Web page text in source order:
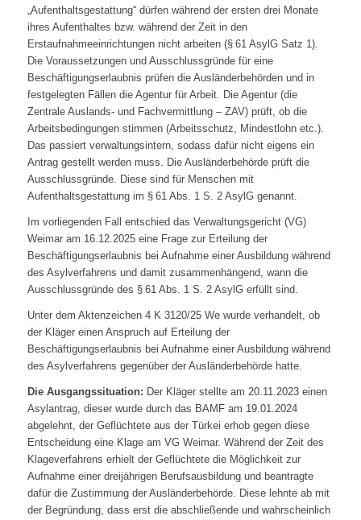
„Aufenthaltsgestattung“ dürfen während der ersten drei Monate
ihres Aufenthaltes bzw. während der Zeit in den
Erstaufnahmeeinrichtungen nicht arbeiten (§ 61 AsylG Satz 1).
Die Voraussetzungen und Ausschlussgründe für eine
Beschäftigungserlaubnis prüfen die Ausländerbehörden und in
festgelegten Fällen die Agentur für Arbeit. Die Agentur (die
Zentrale Auslands- und Fachvermittlung – ZAV) prüft, ob die
Arbeitsbedingungen stimmen (Arbeitsschutz, Mindestlohn etc.).
Das passiert verwaltungsintern, sodass dafür nicht eigens ein
Antrag gestellt werden muss. Die Ausländerbehörde prüft die
Ausschlussgründe. Diese sind für Menschen mit
Aufenthaltsgestattung im § 61 Abs. 1 S. 2 AsylG genannt.
Im vorliegenden Fall entschied das Verwaltungsgericht (VG)
Weimar am 16.12.2025 eine Frage zur Erteilung der
Beschäftigungserlaubnis bei Aufnahme einer Ausbildung während
des Asylverfahrens und damit zusammenhängend, wann die
Ausschlussgründe des § 61 Abs. 1 S. 2 AsylG erfüllt sind.
Unter dem Aktenzeichen 4 K 3120/25 We wurde verhandelt, ob
der Kläger einen Anspruch auf Erteilung der
Beschäftigungserlaubnis bei Aufnahme einer Ausbildung während
des Asylverfahrens gegenüber der Ausländerbehörde hatte.
Die Ausgangssituation: Der Kläger stellte am 20.11.2023 einen
Asylantrag, dieser wurde durch das BAMF am 19.01.2024
abgelehnt, der Geflüchtete aus der Türkei erhob gegen diese
Entscheidung eine Klage am VG Weimar. Während der Zeit des
Klageverfahrens erhielt der Geflüchtete die Möglichkeit zur
Aufnahme einer dreijährigen Berufsausbildung und beantragte
dafür die Zustimmung der Ausländerbehörde. Diese lehnte ab mit
der Begründung, dass erst die abschließende und wahrscheinlich